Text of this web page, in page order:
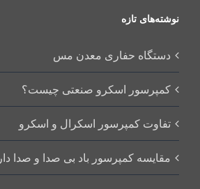
نوشته‌های تازه
دستگاه حفاری معدن مس
کمپرسور اسکرو صنعتی چیست؟
تفاوت کمپرسور اسکرال و اسکرو
مقایسه کمپرسور باد بی صدا و صدا دار